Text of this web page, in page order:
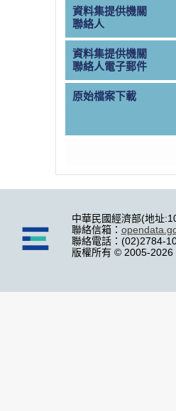
資料集提供機關
聯絡人
資料集提供機關
聯絡人電子郵件
原始檔案下載
中華民國經濟部(地址
聯絡信箱：
聯絡電話：(02)2784-
版權所有 © 2005-2026